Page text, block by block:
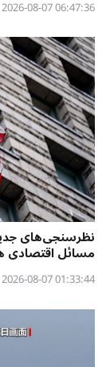
06:47:36 2026-08-07
نظرسنجی‌‌های
مسائل اقتصادی
01:33:44 2026-08-07